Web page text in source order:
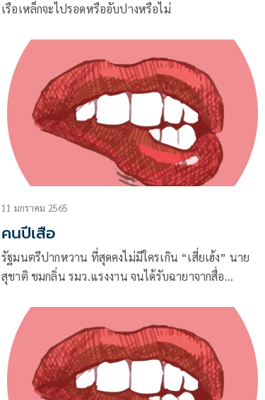
เรือเหล็กจะไปรอดหรืออับปางหรือไม่
11 มกราคม 2565
คนปีเสือ
รัฐมนตรีปากหวาน ที่สุดคงไม่มีใครเกิน “เสี่ยเฮ้ง” นาย
สุชาติ ชมกลิ่น รมว.แรงงาน จนได้รับฉายาจากสื่อ
เอาเจ้าตัวชอบอกชอบใจกับฉายานี้ เพราะตรงกับอัต
ลักษณ์ตัวเองที่สุด